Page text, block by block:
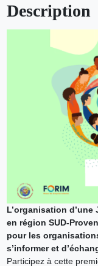
Description
L’organisation
en région SUD-
pour les
s’informer et
Participez à cette